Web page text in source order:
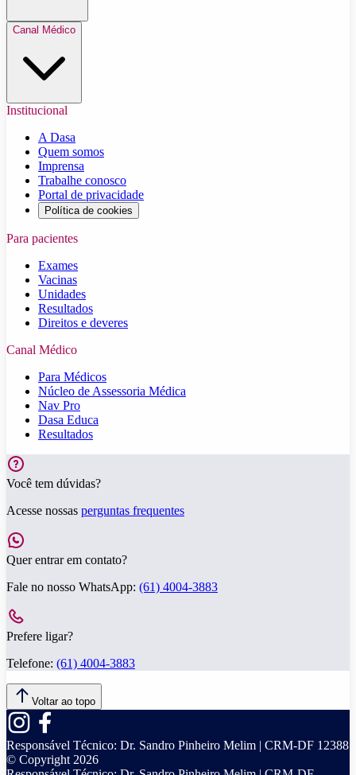
Canal Médico
Institucional
A Dasa
Quem somos
Imprensa
Trabalhe conosco
Portal de privacidade
Política de cookies
Para pacientes
Exames
Vacinas
Unidades
Resultados
Direitos e deveres
Canal Médico
Para Médicos
Núcleo de Assessoria Médica
Nav Pro
Dasa Educa
Resultados
Você tem dúvidas?
Acesse nossas perguntas frequentes
Quer entrar em contato?
Fale no nosso WhatsApp: (61) 4004-3883
Prefere ligar?
Telefone: (61) 4004-3883
Voltar ao topo
Responsável Técnico: Dr. Sandro Pinheiro Melim | CRM-DF 12388
© Copyright 2026